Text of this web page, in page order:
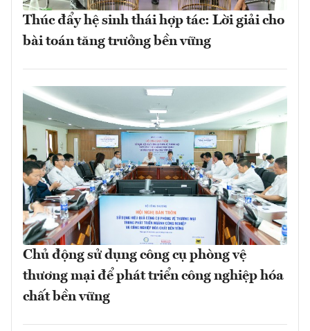
Thúc đẩy hệ sinh thái hợp tác: Lời giải cho
bài toán tăng trưởng bền vững
Chủ động sử dụng công cụ phòng vệ
thương mại để phát triển công nghiệp hóa
chất bền vững